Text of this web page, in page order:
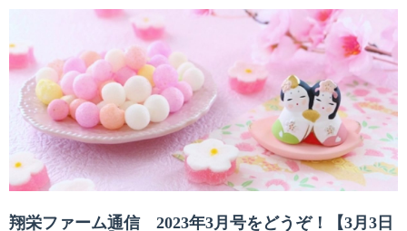
翔栄ファーム通信 2023年3月号をどうぞ！【3月3日